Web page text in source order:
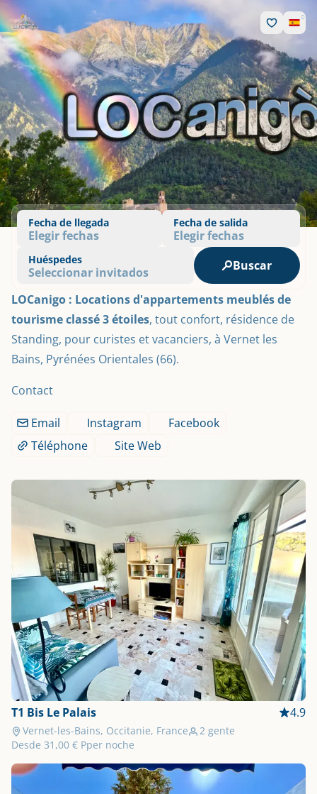
Fecha de llegada
Elegir fechas
Fecha de salida
Elegir fechas
Huéspedes
Seleccionar invitados Buscar
LOCanigo : Locations d'appartements meublés de
tourisme classé 3 étoiles, tout confort, résidence de
Standing, pour curistes et vacanciers, à Vernet les
Bains, Pyrénées Orientales (66).
Contact
Email Instagram
Facebook
Téléphone
Site Web
T1 Bis Le Palais 4.9
Vernet-les-Bains, Occitanie, France
2 gente
Desde 31,00 € Pper noche